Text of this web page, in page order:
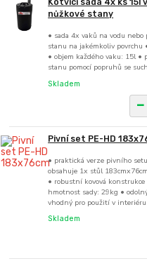
Kotvící sada 4x ks 15l
nůžkové stany
• sada 4x vaků na vodu
stanu na jakémkoliv povrchu
• objem každého vaku: 15l
stanu pomocí popruhů se
Skladem
Pivní set PE-HD
• praktická verze pivního
obsahuje 1x stůl
• robustní kovová
hmotnost sady: 29kg •
vhodný pro použití v
Skladem